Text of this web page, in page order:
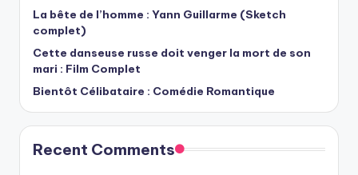
La bête de l’homme : Yann Guillarme (Sketch
complet)
Cette danseuse russe doit venger la mort de son
mari : Film Complet
Bientôt Célibataire : Comédie Romantique
Recent Comments